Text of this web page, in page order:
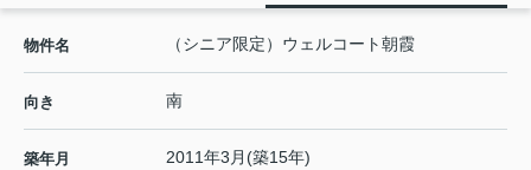
物件名 （シニア限定）ウェルコート朝霞
向き 南
築年月 2011年3月(築15年)